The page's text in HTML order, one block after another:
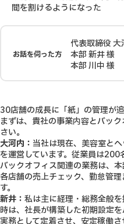
間を割けるようになった
お話を伺った方
代表取締役 大
本部 新井 様
本部 川中 様
30店舗の成長に「紙」の管理が
まずは、貴社の事業内容とバッ
さい。
大河内： 当社は現在、美容室と
を運営しています。従業員は200
バックオフィス関連の業務は、
各店舗の売上チェック、勤怠管
す。
新井： 私は主に経理・総務全般
時は、社長が構築した初期設定
実務として定着させ、安定稼働